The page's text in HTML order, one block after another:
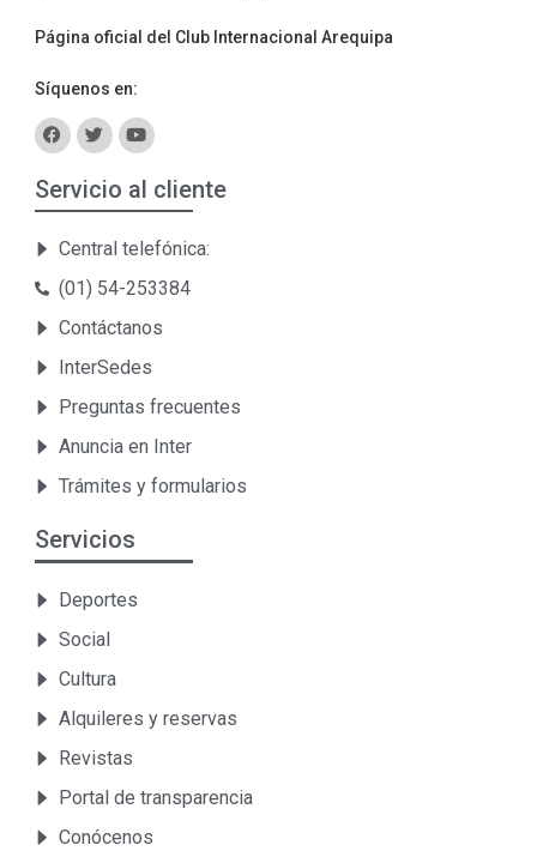
Página oficial del Club Internacional Arequipa
Síquenos en:
Servicio al cliente
Central telefónica:
(01) 54-253384
Contáctanos
InterSedes
Preguntas frecuentes
Anuncia en Inter
Trámites y formularios
Servicios
Deportes
Social
Cultura
Alquileres y reservas
Revistas
Portal de transparencia
Conócenos